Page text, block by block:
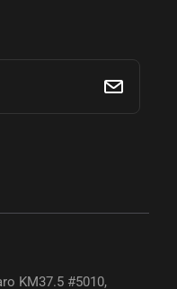
KM37.5 #5010,